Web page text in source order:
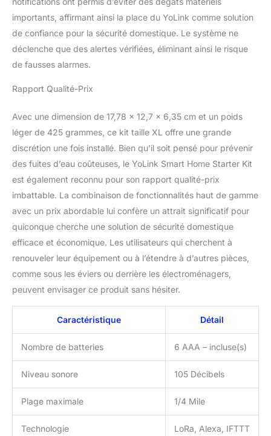
Développez votre maison
intelligente : le
concentrateur YoLink
prend en charge plus de
surveillance de
l'environnement à
l'alimentation, à
l'éclairage, aux serrures
intelligentes et aux
caméras à venir.
Exigences simplifiées :
tout ce dont vous avez
besoin est un
smartphone Android ou
Apple, une connexion
WiFi stable de 2,4 GHz.
L'application est gratuite,
offrant 5 SMS gratuits
gratuits par mois. Besoin
SMS supplémentaires
sont disponibles pour 2
$ ou 5 $ par mois.
Alimentation longue
durée : ce kit comprend
huit piles AAA
remplaçables qui durent
importants, affirmant ainsi la place du YoLink comme solution
de confiance pour la sécurité domestique. Le système ne
déclenche que des alertes vérifiées, éliminant ainsi le risque
de fausses alarmes.
Rapport Qualité-Prix
Avec une dimension de 17,78 x 12,7 x 6,35 cm et un poids
léger de 425 grammes, ce kit taille XL offre une grande
discrétion une fois installé. Bien qu’il soit pensé pour prévenir
des fuites d’eau coûteuses, le YoLink Smart Home Starter Kit
est également reconnu pour son rapport qualité-prix
imbattable. La combinaison de fonctionnalités haut de gamme
avec un prix abordable lui confère un attrait significatif pour
quiconque cherche une solution de sécurité domestique
efficace et économique. Les utilisateurs qui cherchent à
renouveler leur équipement ou à l’étendre à d’autres pièces,
comme sous les éviers ou derrière les électroménagers,
peuvent envisager ce produit sans hésiter.
Caractéristique Détail
Nombre de batteries 6 AAA – incluse(s)
Niveau sonore 105 Décibels
Plage maximale 1/4 Mile
Technologie LoRa, Alexa, IFTTT